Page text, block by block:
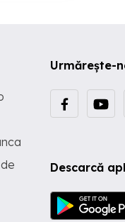
Urmărește-
Descarcă